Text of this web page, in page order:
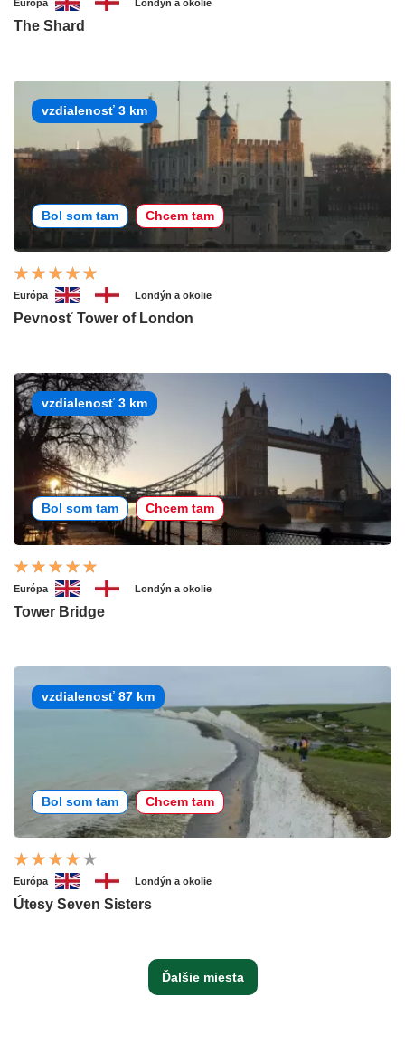
Európa Londýn a okolie
The Shard
vzdialenosť 3 km
Bol som tam Chcem tam
Európa Londýn a okolie
Pevnosť Tower of London
vzdialenosť 3 km
Bol som tam Chcem tam
Európa Londýn a okolie
Tower Bridge
vzdialenosť 87 km
Bol som tam Chcem tam
Európa Londýn a okolie
Útesy Seven Sisters
Ďalšie miesta